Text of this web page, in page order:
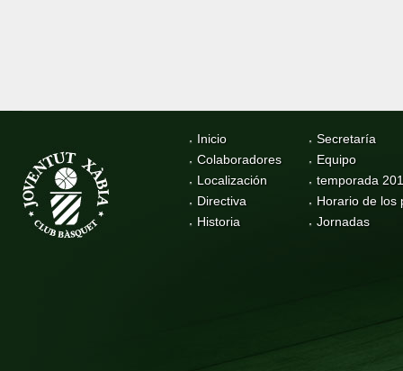
Inicio
Colaboradores
Localización
Directiva
Historia
Secretaría
Equipo
temporada
Horario de los
Jornadas